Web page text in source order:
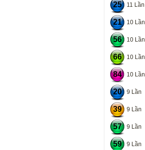
25 11 Lần
21 10 Lần
56 10 Lần
66 10 Lần
84 10 Lần
20 9 Lần
39 9 Lần
57 9 Lần
59 9 Lần